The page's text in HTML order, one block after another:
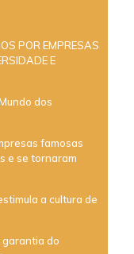
POR EMPRESAS
E
dos
famosas
e se tornaram
a cultura de
do